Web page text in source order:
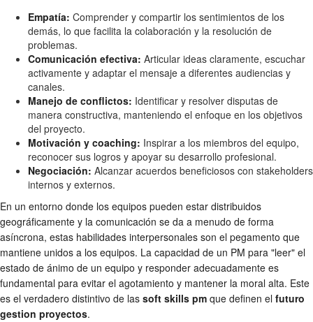
Empatía: Comprender y compartir los sentimientos de los
demás, lo que facilita la colaboración y la resolución de
problemas.
Comunicación efectiva: Articular ideas claramente, escuchar
activamente y adaptar el mensaje a diferentes audiencias y
canales.
Manejo de conflictos: Identificar y resolver disputas de
manera constructiva, manteniendo el enfoque en los objetivos
del proyecto.
Motivación y coaching: Inspirar a los miembros del equipo,
reconocer sus logros y apoyar su desarrollo profesional.
Negociación: Alcanzar acuerdos beneficiosos con stakeholders
internos y externos.
En un entorno donde los equipos pueden estar distribuidos
geográficamente y la comunicación se da a menudo de forma
asíncrona, estas habilidades interpersonales son el pegamento que
mantiene unidos a los equipos. La capacidad de un PM para "leer" el
estado de ánimo de un equipo y responder adecuadamente es
fundamental para evitar el agotamiento y mantener la moral alta. Este
es el verdadero distintivo de las soft skills pm que definen el futuro
gestion proyectos.